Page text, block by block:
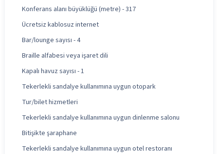
Konferans alanı büyüklüğü (metre) - 317
Ücretsiz kablosuz internet
Bar/lounge sayısı - 4
Braille alfabesi veya işaret dili
Kapalı havuz sayısı - 1
Tekerlekli sandalye kullanımına uygun otopark
Tur/bilet hizmetleri
Tekerlekli sandalye kullanımına uygun dinlenme salonu
Bitişikte şaraphane
Tekerlekli sandalye kullanımına uygun otel restoranı